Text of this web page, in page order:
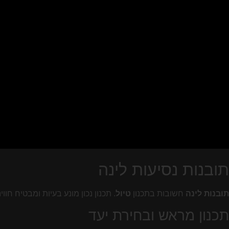
תובנות נסיעות לינה
תובנות לינה חשובות בתכנון טיול. תכנון נכון מונע בעיות ומבטיח
תכנון מראש ובחירת יעד